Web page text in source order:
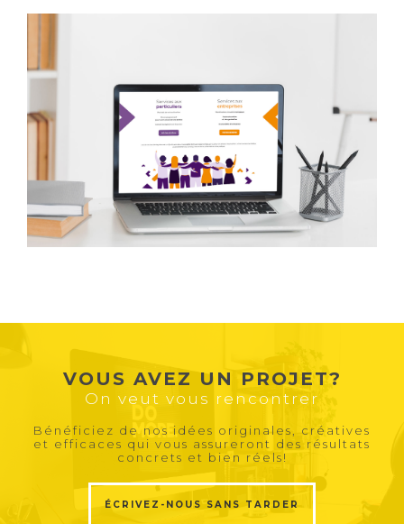
VOUS AVEZ UN PROJET?
On veut vous rencontrer
Bénéficiez de nos idées originales, créatives
et efficaces qui vous assureront des résultats
concrets et bien réels!
ÉCRIVEZ-NOUS SANS TARDER